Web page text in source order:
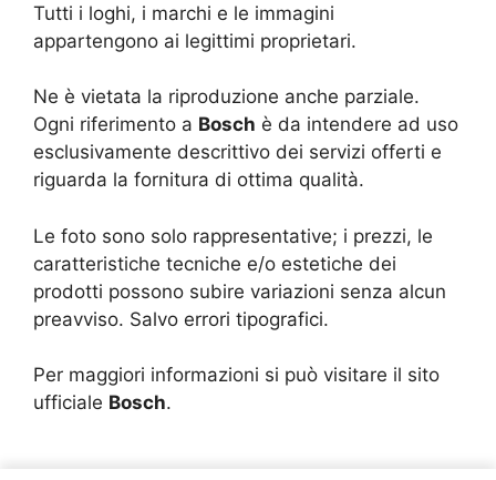
Tutti i loghi, i marchi e le immagini
appartengono ai legittimi proprietari.
Ne è vietata la riproduzione anche parziale.
Ogni riferimento a Bosch è da intendere ad uso
esclusivamente descrittivo dei servizi offerti e
riguarda la fornitura di ottima qualità.
Le foto sono solo rappresentative; i prezzi, le
caratteristiche tecniche e/o estetiche dei
prodotti possono subire variazioni senza alcun
preavviso. Salvo errori tipografici.
Per maggiori informazioni si può visitare il sito
ufficiale Bosch.